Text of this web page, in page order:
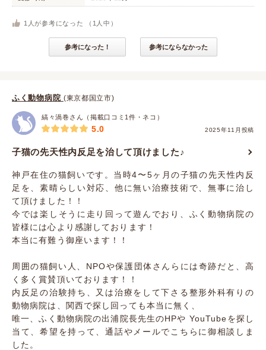
1 人が参考になった （ 1 人中）
参考になった！ 参考にならなかった
ふく動物病院 (東京都国立市)
縞々渦巻さん（掲載口コミ1件・ネコ）
2025年11月投稿
5.0
子猫の先天性内反足を治して頂けました♪
神戸在住の猫飼いです。当時4〜5ヶ月の子猫の先天性内反
足を、素晴らしい対応、他に無い治療技術で、無事に治し
て頂けました！！
今では楽しそうに走り回って遊んでおり、ふく動物病院の
皆様には心より感謝しております！
本当に有難う御座います！！
周囲の猫飼い人、NPOや保護団体さんらには奇跡だと、高
く多く賞賛頂いております！！
内反足の治験持ち、又は治療をして下さる整形外科有りの
動物病院は、関西で探し回っても本当に無く、
唯一、ふく動物病院の出浦院長先生のHPや YouTubeを探し
当て、希望を持って、通話やメールでこちらに御相談しま
した。